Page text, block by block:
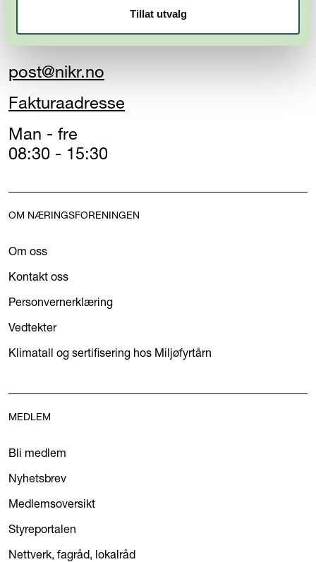
Tillat utvalg
4611 Kristiansand
post@nikr.no
Fakturaadresse
Man - fre
08:30 - 15:30
OM NÆRINGSFORENINGEN
Om oss
Kontakt oss
Personvernerklæring
Vedtekter
Klimatall og sertifisering hos Miljøfyrtårn
MEDLEM
Bli medlem
Nyhetsbrev
Medlemsoversikt
Styreportalen
Nettverk, fagråd, lokalråd